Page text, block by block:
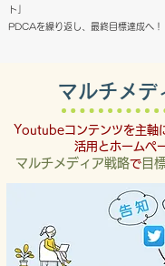
ト」
PDCAを繰り返し、最終目標達成へ！
マルチメデ
Youtubeコンテンツを主軸
活用と ホームペ
マルチメディア戦略で 目